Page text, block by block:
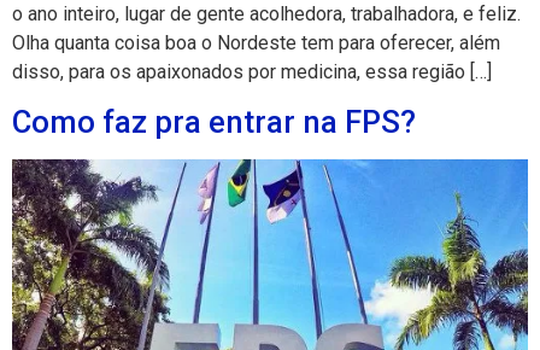
o ano inteiro, lugar de gente acolhedora, trabalhadora, e feliz.
Olha quanta coisa boa o Nordeste tem para oferecer, além
disso, para os apaixonados por medicina, essa região […]
Como faz pra entrar na FPS?